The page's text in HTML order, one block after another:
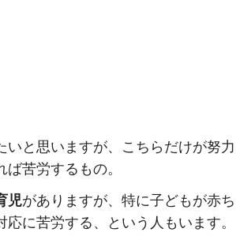
と思いますが、こちらだけが努
苦労するもの。
児がありますが、特に子どもが赤
応に苦労する、という人もいます。